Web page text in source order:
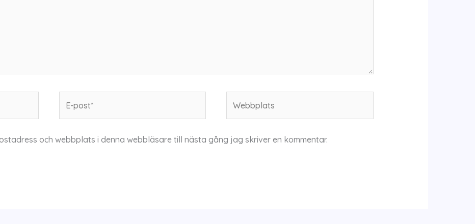
post*
och webbplats i denna webbläsare till nästa gång jag skriver en kommentar.